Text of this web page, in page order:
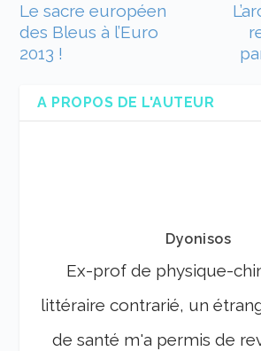
Le sacre européen
des Bleus à l’Euro
2013 !
A PROPOS DE L'AUTEUR
Dyonisos
Ex-prof de physique-
littéraire contrarié, un
de santé m'a permis de